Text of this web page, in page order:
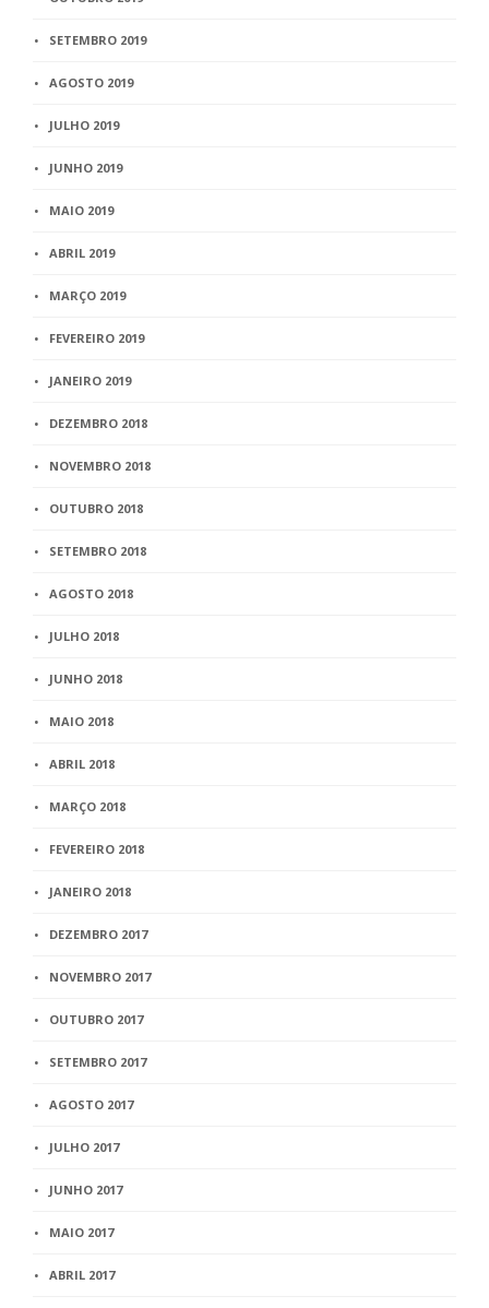
SETEMBRO 2019
AGOSTO 2019
JULHO 2019
JUNHO 2019
MAIO 2019
ABRIL 2019
MARÇO 2019
FEVEREIRO 2019
JANEIRO 2019
DEZEMBRO 2018
NOVEMBRO 2018
OUTUBRO 2018
SETEMBRO 2018
AGOSTO 2018
JULHO 2018
JUNHO 2018
MAIO 2018
ABRIL 2018
MARÇO 2018
FEVEREIRO 2018
JANEIRO 2018
DEZEMBRO 2017
NOVEMBRO 2017
OUTUBRO 2017
SETEMBRO 2017
AGOSTO 2017
JULHO 2017
JUNHO 2017
MAIO 2017
ABRIL 2017